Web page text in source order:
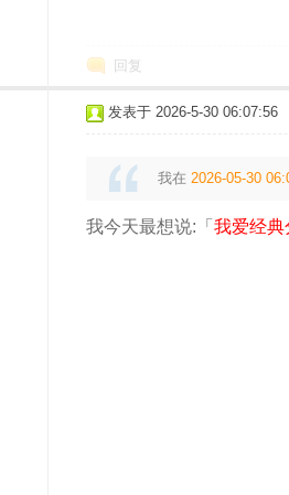
回复
发表于 2026-5-30 06:07:56
我在 2026-05-30
我今天最想说:「 我爱经典